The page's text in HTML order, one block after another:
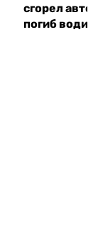
сгорел
погиб